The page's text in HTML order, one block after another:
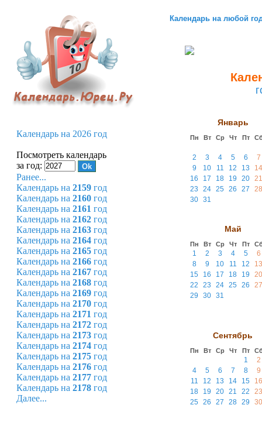
Календарь на любой
Январь
Пн Вт Ср Чт Пт
2 3 4 5 6
7
9
10 11 12 13
14
16
17 18 19 20 21
23
24 25 26 27
28
30 31
Май
Пн Вт Ср Чт Пт
1 2 3 4 5
6
8
9 10 11 12
13
15
16 17 18 19
20
22
23 24 25 26
27
29
30 31
Сентябрь
Пн Вт Ср Чт Пт
1
2
4
5 6 7 8
9
11
12 13 14 15
16
18
19 20 21 22
23
25
26 27 28 29 30
Календарь на 2026 год
Посмотреть календарь
за год:
Ранее...
Календарь на 2159 год
Календарь на 2160 год
Календарь на 2161 год
Календарь на 2162 год
Календарь на 2163 год
Календарь на 2164 год
Календарь на 2165 год
Календарь на 2166 год
Календарь на 2167 год
Календарь на 2168 год
Календарь на 2169 год
Календарь на 2170 год
Календарь на 2171 год
Календарь на 2172 год
Календарь на 2173 год
Календарь на 2174 год
Календарь на 2175 год
Календарь на 2176 год
Календарь на 2177 год
Календарь на 2178 год
Далее...